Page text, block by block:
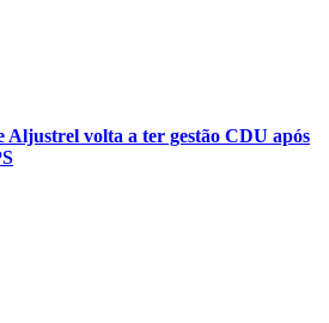
volta a ter gestão CDU após